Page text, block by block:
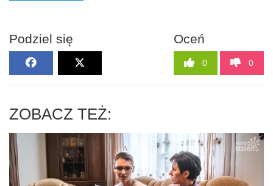
Podziel się Oceń
0 0
ZOBACZ TEŻ: